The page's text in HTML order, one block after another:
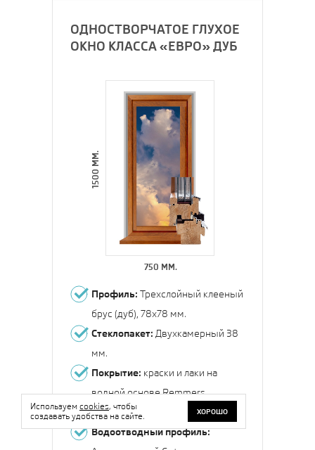
Используем cookies, чтобы
создавать удобства на сайте.
ХОРОШО
ОДНОСТВОРЧАТОЕ ГЛУХОЕ
ОКНО КЛАССА «ЕВРО» ДУБ
1500 ММ.
750 ММ.
Профиль: Трехслойный клееный
брус (дуб), 78х78 мм.
Стеклопакет: Двухкамерный 38
мм.
Покрытие: краски и лаки на
водной основе Remmers
(Германия)
Водоотводный профиль: